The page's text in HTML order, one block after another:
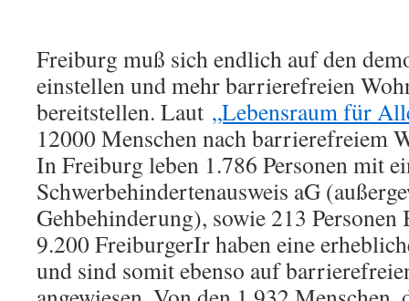
Freiburg muß sich endlich auf den
einstellen und mehr barrierefreien
bereitstellen. Laut „Lebensraum für
12000 Menschen nach barrierefreiem
In Freiburg leben 1.786 Personen mit
Schwerbehindertenausweis aG
Gehbehinderung), sowie 213
9.200 FreiburgerIr haben eine
und sind somit ebenso auf